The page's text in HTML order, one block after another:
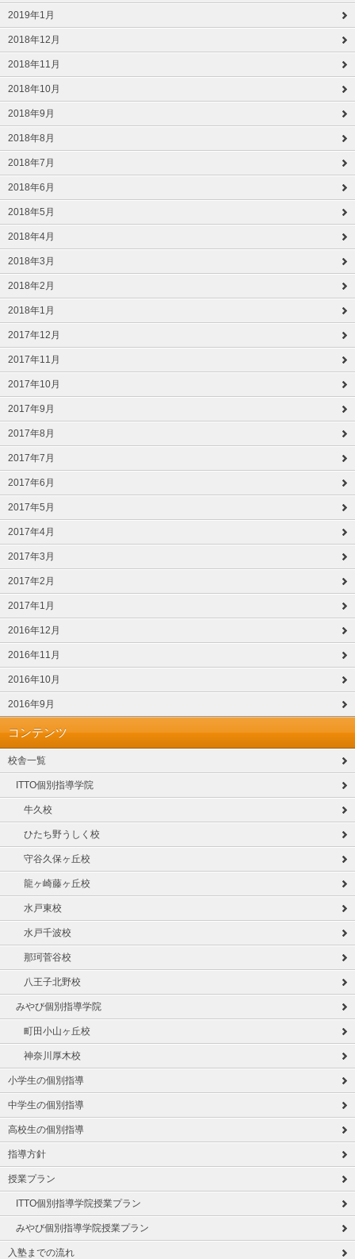
2019年1月
2018年12月
2018年11月
2018年10月
2018年9月
2018年8月
2018年7月
2018年6月
2018年5月
2018年4月
2018年3月
2018年2月
2018年1月
2017年12月
2017年11月
2017年10月
2017年9月
2017年8月
2017年7月
2017年6月
2017年5月
2017年4月
2017年3月
2017年2月
2017年1月
2016年12月
2016年11月
2016年10月
2016年9月
コンテンツ
校舎一覧
ITTO個別指導学院
牛久校
ひたち野うしく校
守谷久保ヶ丘校
龍ヶ崎藤ヶ丘校
水戸東校
水戸千波校
那珂菅谷校
八王子北野校
みやび個別指導学院
町田小山ヶ丘校
神奈川厚木校
小学生の個別指導
中学生の個別指導
高校生の個別指導
指導方針
授業プラン
ITTO個別指導学院授業プラン
みやび個別指導学院授業プラン
入塾までの流れ